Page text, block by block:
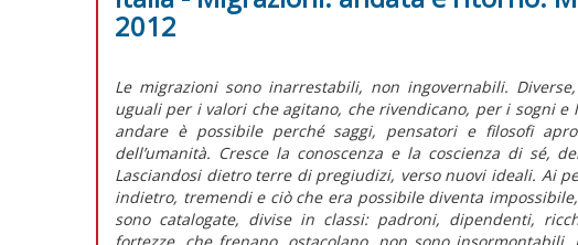
2012
Le migrazioni sono inarrestabili, non ingovernabili.
uguali per i valori che agitano, che rivendicano, per i sogni
andare è possibile perché saggi, pensatori e filosofi
dell’umanità. Cresce la conoscenza e la coscienza di
Lasciandosi dietro terre di pregiudizi, verso nuovi ideali. Ai
indietro, tremendi e ciò che era possibile diventa
sono catalogate, divise in classi: padroni, dipendenti,
fortezze, che frenano, ostacolano, non sono